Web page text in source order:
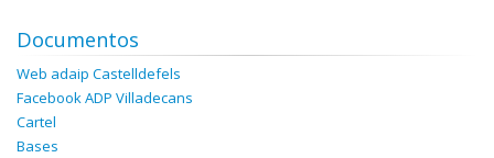
Documentos
Web adaip Castelldefels
Facebook ADP Villadecans
Cartel
Bases